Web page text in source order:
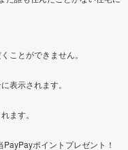
ことができません。
表示されます。
ます。
ポイントプレゼント！